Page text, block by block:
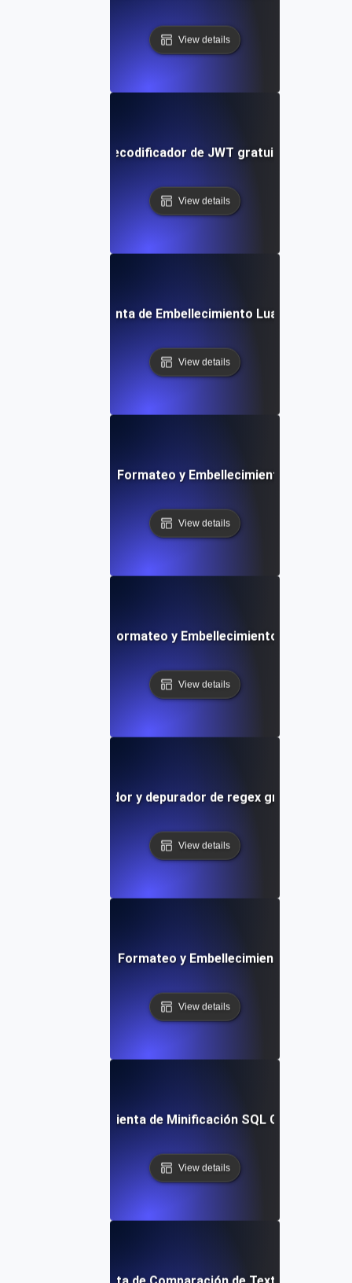
View details
Decodificador de JWT gratuito
View details
Herramienta de Embellecimiento Lua Gratuita
View details
Herramienta de Formateo y Embellecimiento PHP
View details
Herramienta de Formateo y Embellecimiento Python
View details
Probador y depurador de regex gratuito
View details
Herramienta de Formateo y Embellecimiento SQL
View details
Herramienta de Minificación SQL Gratuita
View details